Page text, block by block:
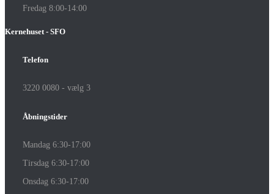
Fredag 8:00-14:00
Kernehuset - SFO
Telefon
3220 0080 - vælg 3
Åbningstider
Mandag 6:30-17:00
Tirsdag 6:30-17:00
Onsdag 6:30-17:00